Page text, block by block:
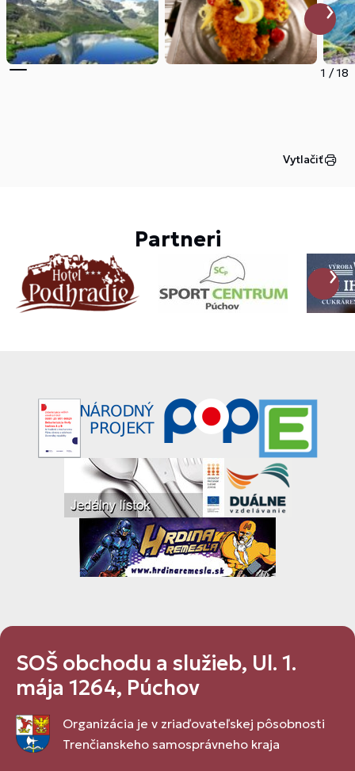
1 /18
Vytlačiť
Partneri
SOŠ obchodu a služieb, Ul. 1.
mája 1264, Púchov
Organizácia je v zriaďovateľskej pôsobnosti
Trenčianskeho samosprávneho kraja